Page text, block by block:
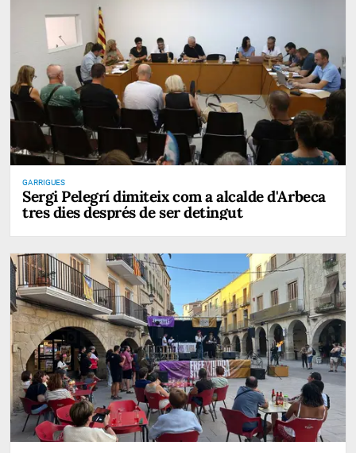
GARRIGUES
Sergi Pelegrí dimiteix com a alcalde d'Arbeca
tres dies després de ser detingut